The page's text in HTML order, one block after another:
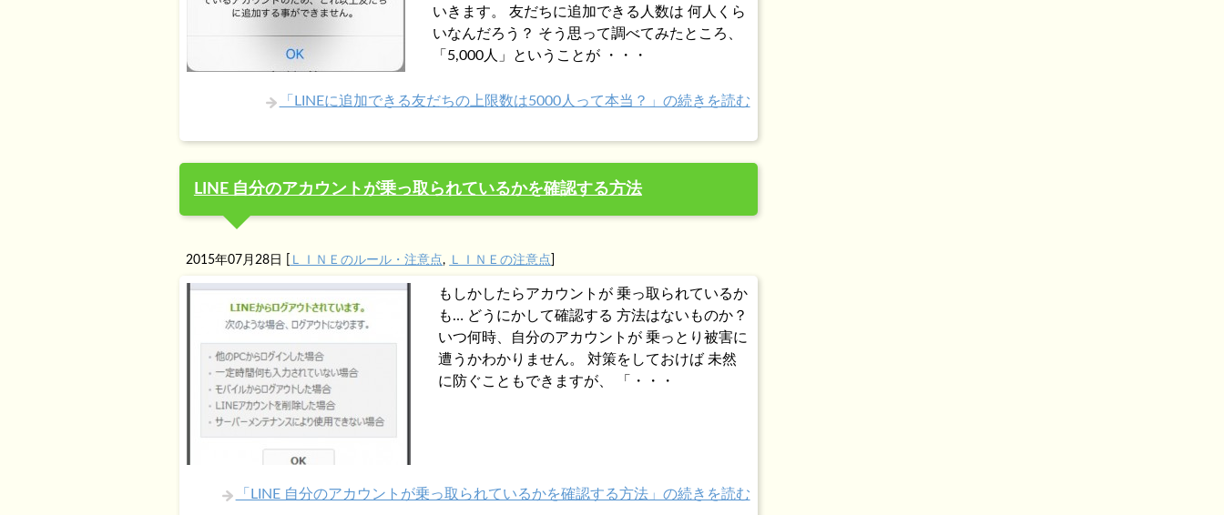
いきます。 友だちに追加できる人数は 何人くら
いなんだろう？ そう思って調べてみたところ、
「5,000人」ということが ・・・
「LINEに追加できる友だちの上限数は5000人って本当？」の続きを読む
LINE 自分のアカウントが乗っ取られているかを確認する方法
2015年07月28日 ＬＩＮＥのルール・注意点, ＬＩＮＥの注意点]
もしかしたらアカウントが 乗っ取られているか
も… どうにかして確認する 方法はないものか？
いつ何時、自分のアカウントが 乗っとり被害に
遭うかわかりません。 対策をしておけば 未然
に防ぐこともできますが、 「・・・
「LINE 自分のアカウントが乗っ取られているかを確認する方法」の続きを読む